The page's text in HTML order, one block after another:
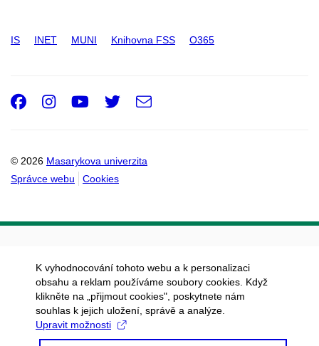
IS INET MUNI Knihovna FSS O365
© 2026 Masarykova univerzita
Správce webu
Cookies
Facebook
Instagram
Youtube
Twitter
e-
K vyhodnocování tohoto webu a k personalizaci
obsahu a reklam používáme soubory cookies. Když
klikněte na „přijmout cookies", poskytnete nám
souhlas k jejich uložení, správě a analýze.
Upravit možnosti